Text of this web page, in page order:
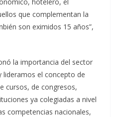
que complementan la
son eximidos 15 años”,
la importancia del sector
lideramos el concepto de
cursos, de congresos,
ya colegiadas a nivel
competencias nacionales,